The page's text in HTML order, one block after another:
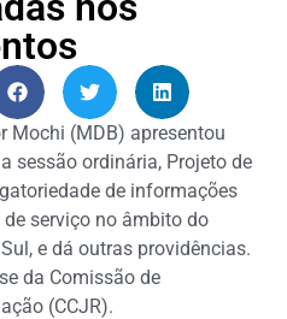
Mochi (MDB) apresentou
sessão ordinária, Projeto de
de informações
serviço no âmbito do
e dá outras providências.
da Comissão de
(CCJR).